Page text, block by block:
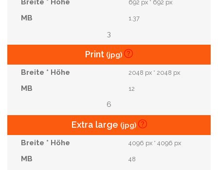
692 px * 692 px
1.37
3
Print (jpg)
2048 px * 2048 px
12
6
Extra large (jpg)
4096 px * 4096 px
48